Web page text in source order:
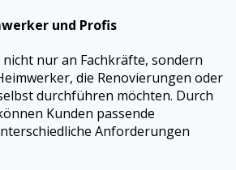
und Profis
nur an Fachkräfte, sondern
die Renovierungen oder
durchführen möchten. Durch
Kunden passende
Anforderungen